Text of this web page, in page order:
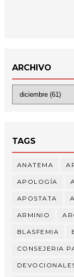
ARCHIVO
TAGS
ANATEMA
APOLOGÍA
APOSTATA
ARMINIO
BLASFEMIA
CONSEJERIA